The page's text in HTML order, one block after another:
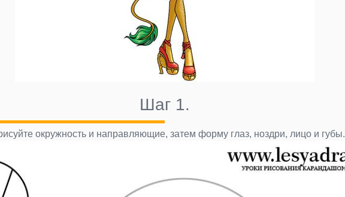
Шаг 1.
окружность и направляющие, затем форму глаз, ноздри, лицо и губы.